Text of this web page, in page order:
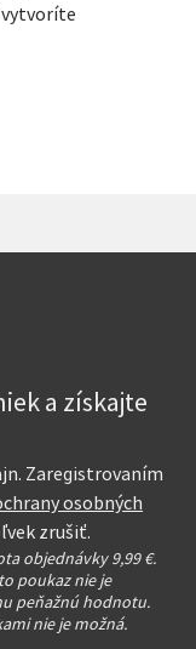
vytvoríte
a získajte
Zaregistrovaním
osobných
zrušiť.
objednávky 9,99 €.
poukaz nie je
peňažnú hodnotu.
nie je možná.